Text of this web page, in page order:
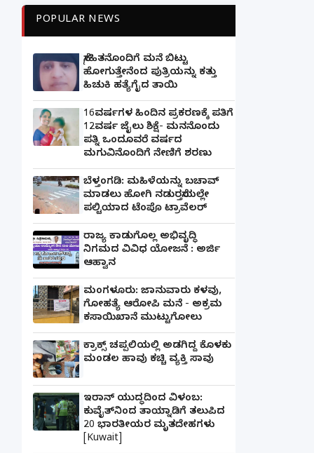
POPULAR NEWS
ಸ್ನೇಹಿತನೊಂದಿಗೆ ಮನೆ ಬಿಟ್ಟು
ಹೋಗುತ್ತೇನೆಂದ ಪುತ್ರಿಯನ್ನು ಕತ್ತು
ಹಿಚುಕಿ ಹತ್ಯೆಗೈದ ತಾಯಿ
16ವರ್ಷಗಳ ಹಿಂದಿನ ಪ್ರಕರಣಕ್ಕೆ ಪತಿಗೆ
12ವರ್ಷ ಜೈಲು ಶಿಕ್ಷೆ- ಮನನೊಂದು
ಪತ್ನಿ ಒಂದೂವರೆ ವರ್ಷದ
ಮಗುವಿನೊಂದಿಗೆ ನೇಣಿಗೆ ಶರಣು
ಬೆಳ್ತಂಗಡಿ: ಮಹಿಳೆಯನ್ನು ಬಚಾವ್
ಮಾಡಲು ಹೋಗಿ ನಡುರಸ್ತೆಯಲ್ಲೇ
ಪಲ್ಟಿಯಾದ ಟೆಂಪೊ ಟ್ರಾವೆಲರ್
ರಾಜ್ಯ ಕಾಡುಗೊಲ್ಲ ಅಭಿವೃದ್ಧಿ
ನಿಗಮದ ವಿವಿಧ ಯೋಜನೆ : ಅರ್ಜಿ
ಆಹ್ವಾನ
ಮಂಗಳೂರು: ಜಾನುವಾರು ಕಳವು,
ಗೋಹತ್ಯೆ ಆರೋಪಿ ಮನೆ - ಅಕ್ರಮ
ಕಸಾಯಿಖಾನೆ ಮುಟ್ಟುಗೋಲು
ಕ್ರಾಕ್ಸ್ ಚಪ್ಪಲಿಯಲ್ಲಿ ಅಡಗಿದ್ದ ಕೊಳಕು
ಮಂಡಲ ಹಾವು ಕಚ್ಚಿ ವ್ಯಕ್ತಿ ಸಾವು
ಇರಾನ್ ಯುದ್ಧದಿಂದ ವಿಳಂಬ:
ಕುವೈತ್‌ನಿಂದ ತಾಯ್ನಾಡಿಗೆ ತಲುಪಿದ
20 ಭಾರತೀಯರ ಮೃತದೇಹಗಳು
[Kuwait]